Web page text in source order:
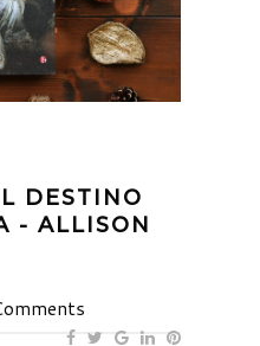
DESTINO
- ALLISON